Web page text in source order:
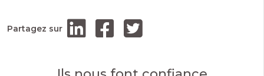
Partagez sur